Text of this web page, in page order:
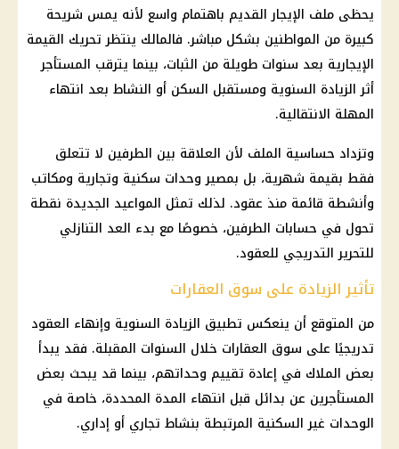
يحظى ملف الإيجار القديم باهتمام واسع لأنه يمس شريحة
كبيرة من المواطنين بشكل مباشر. فالمالك ينتظر تحريك القيمة
الإيجارية بعد سنوات طويلة من الثبات، بينما يترقب المستأجر
أثر الزيادة السنوية ومستقبل السكن أو النشاط بعد انتهاء
المهلة الانتقالية.
وتزداد حساسية الملف لأن العلاقة بين الطرفين لا تتعلق
فقط بقيمة شهرية، بل بمصيروحدات سكنية وتجارية ومكاتب
وأنشطة قائمة منذ عقود. لذلك تمثل المواعيد الجديدة نقطة
تحول في حسابات الطرفين، خصوصًا مع بدء العد التنازلي
للتحرير التدريجي للعقود.
تأثير الزيادة على سوق العقارات
من المتوقع أن ينعكس تطبيق الزيادة السنوية وإنهاء العقود
تدريجيًا على سوق العقارات خلال السنوات المقبلة. فقد يبدأ
بعض الملاك في إعادة تقييم وحداتهم، بينما قد يبحث بعض
المستأجرين عن بدائل قبل انتهاء المدة المحددة، خاصة في
الوحدات غير السكنية المرتبطة بنشاط تجاري أو إداري.